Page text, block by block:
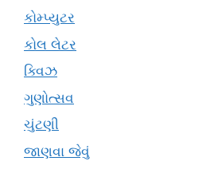
કોમ્પ્યુટર
કોલ લેટર
ક્વિઝ
ગુણોત્સવ
ચુંટણી
જાણવા જેવું